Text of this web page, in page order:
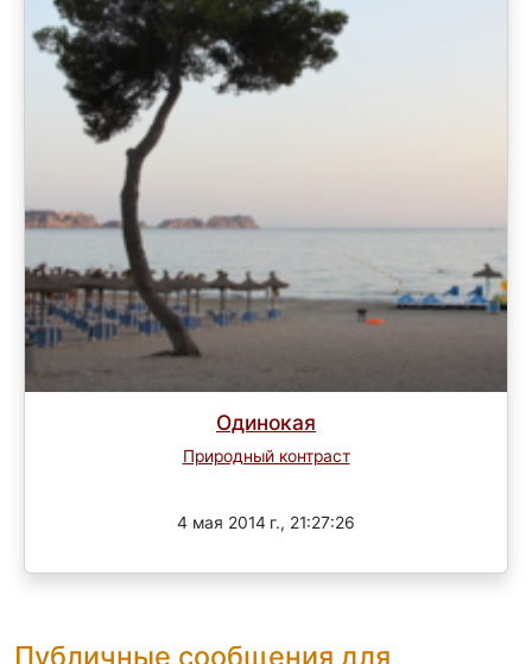
Одинокая
Природный контраст
4 мая 2014 г., 21:27:26
Публичные сообщения для